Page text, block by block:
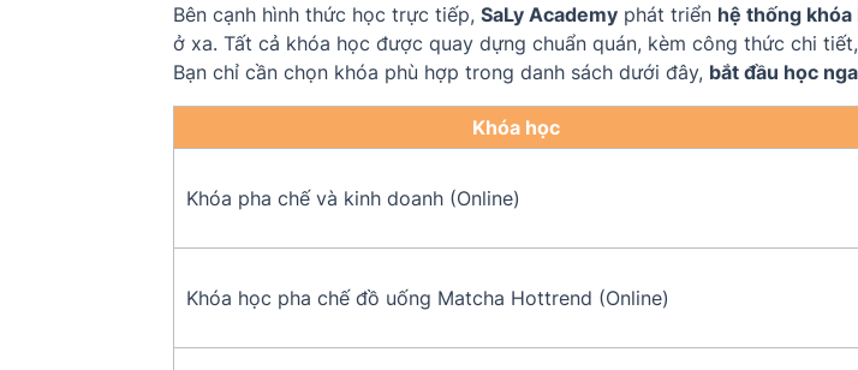
Bên cạnh hình thức học trực tiếp, SaLy Academyphát triển hệ thống khóa
ở xa. Tất cả khóa học được quay dựng chuẩn quán, kèm công thức chi
Bạn chỉ cần chọn khóa phù hợp trong danh sách dưới đây, bắt đầu học
Khóa học
Khóa pha chế và kinh doanh (Online)
Khóa học pha chế đồ uống Matcha Hottrend (Online)